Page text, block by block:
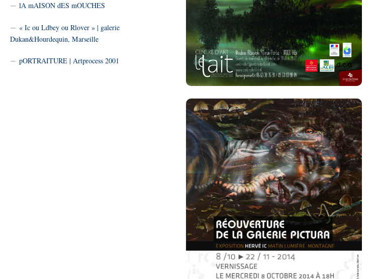
lA mAISON dES mOUCHES
« Ic ou Ldbey ou Rlover » | galerie
Dukan&Hourdequin, Marseille
pORTRAITURE | Artprocess 2001